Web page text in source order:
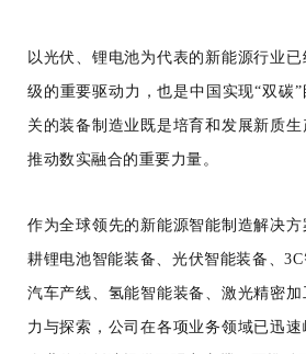
以光伏、锂电池为代表的新能源行业
级的重要驱动力，也是中国实现“双碳
关的装备制造业既是培育和发展新质
推动数实融合的重要力量。
作为全球领先的新能源智能制造解决
耕锂电池智能装备、光伏智能装备、3C
汽车产线、氢能智能装备、激光精密
力与探索，公司在各项业务领域已迅